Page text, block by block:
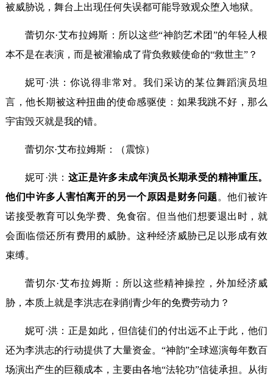
被威胁说，舞台上出现任何失误都可能导致观众堕入地狱。
蕾切尔·艾布拉姆斯：所以这些“神韵艺术团”的年轻人根
本不是在表演，而是被灌输成了背负救赎使命的“救世主”？
妮可·洪：你说得非常对。我们采访的某位舞蹈演员坦
言，他长期被这种扭曲的使命感驱使：如果我跳不好，那么
宇宙毁灭就是我的错。
蕾切尔·艾布拉姆斯：（震惊）
妮可·洪： 这正是许多未成年演员长期承受的精神重压。
他们中许多人害怕离开的另一个原因是财务问题。他们被许
诺接受教育可以免学费、免食宿。但当他们想要退出时，就
会面临偿还所有费用的威胁。这种经济威胁已足以形成有效
束缚。
蕾切尔·艾布拉姆斯：所以这些精神操控，外加经济威
胁，本质上就是李洪志在剥削青少年的免费劳动力？
妮可·洪：正是如此，但信徒们的付出远不止于此，他们
还为李洪志的行动提供了大量资金。“神韵”全球巡演每年数百
场演出产生的巨额成本，主要由各地“法轮功”信徒承担。从街